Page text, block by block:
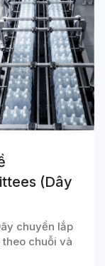
(Dây
chuyền lắp
chuỗi và